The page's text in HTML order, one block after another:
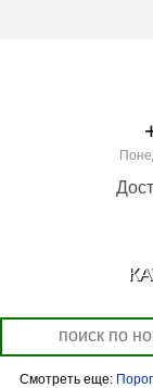
Смотреть еще: